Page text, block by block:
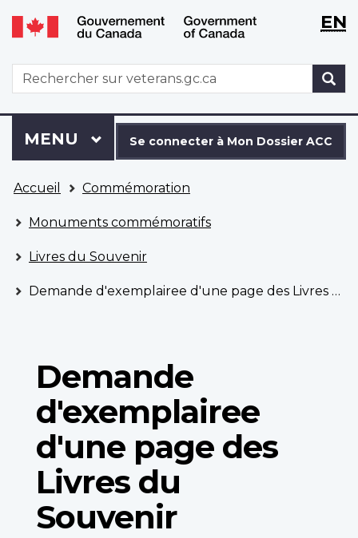
Aller
au
principal
Passer
à
version
HTML
simplifiée
WxT
WxTEN
WxT
Search
form
connecter
à
Dossier
ACC
Se connecter à Mon Dossier ACC
Menu
MENU PRINCIPAL
êtes
ici
Accueil Commémoration
Monuments commémoratifs
Livres du Souvenir
Demande d'exemplairee d'une page des Livres du Souvenir
Demande
d'exemplairee
d'une page des
Livres du
Souvenir